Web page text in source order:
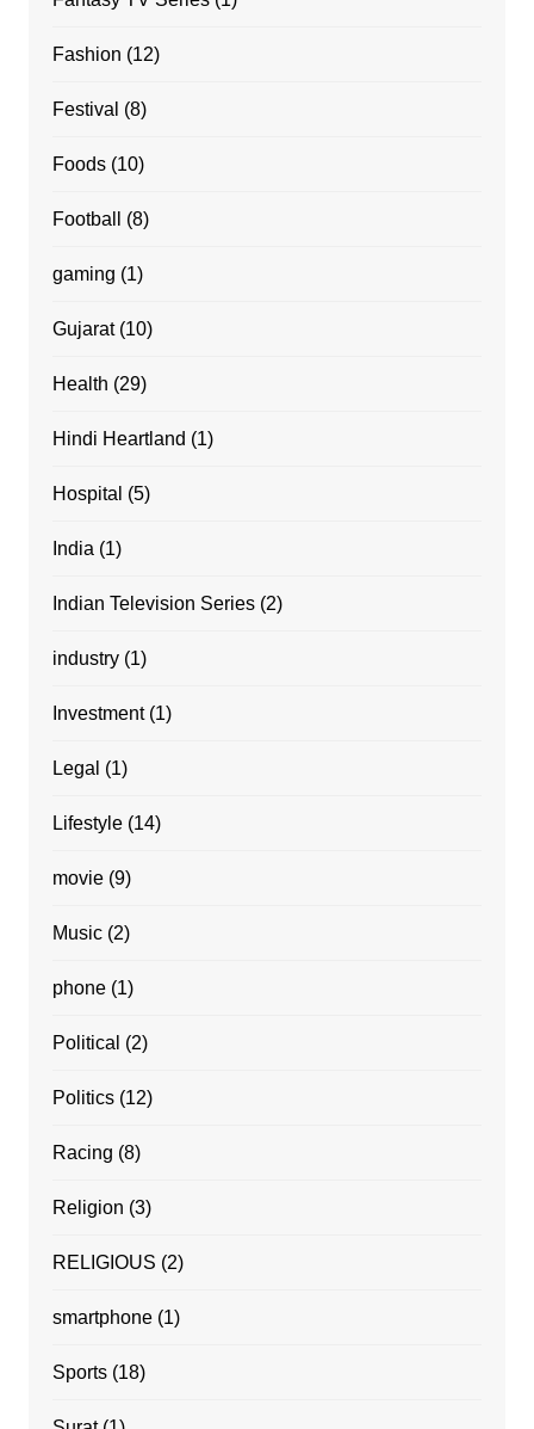
Fashion (12)
Festival (8)
Foods(10)
Football (8)
gaming (1)
Gujarat(10)
Health (29)
Hindi Heartland (1)
Hospital (5)
India (1)
Indian Television Series(2)
industry(1)
Investment(1)
Legal (1)
Lifestyle(14)
movie(9)
Music(2)
phone(1)
Political (2)
Politics(12)
Racing (8)
Religion (3)
RELIGIOUS (2)
smartphone(1)
Sports(18)